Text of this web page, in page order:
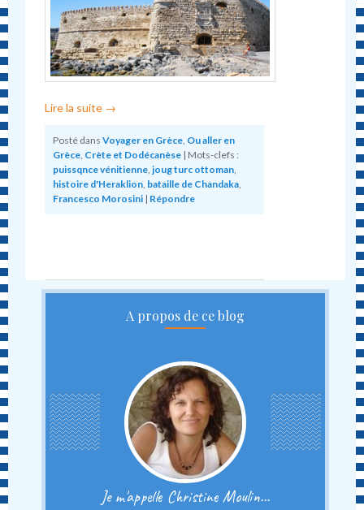
Lire la suite →
Posté dans Voyager en Grèce Ou aller en
Grèce Crète et Dodécanèse | Mots-clefs :
puissqnce vénitienne ,joug turc ottoman
histoire d'Heraklion bataille de Chandaka
Francesco Morosini | Répondre
A propos de ce blog
Je m'appelle Christine Moulin...